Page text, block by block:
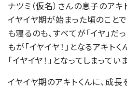
ナツミ（仮名）さんの息子のアキ
イヤイヤ期が始まった頃のこと
も寝るのも、すべてが「イヤ」だ
もが「イヤイヤ！」となるアキト
「イヤイヤ！」となってしまってい
イヤイヤ期のアキトくんに、成